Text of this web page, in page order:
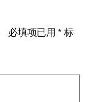
必填项已用*标